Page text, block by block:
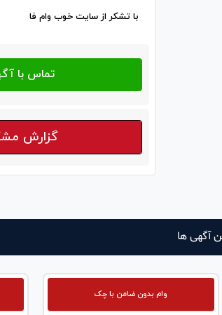
با تشکر از سایت خوب وام فا
گزارش
آگهی ها
وام بدون ضامن با چک